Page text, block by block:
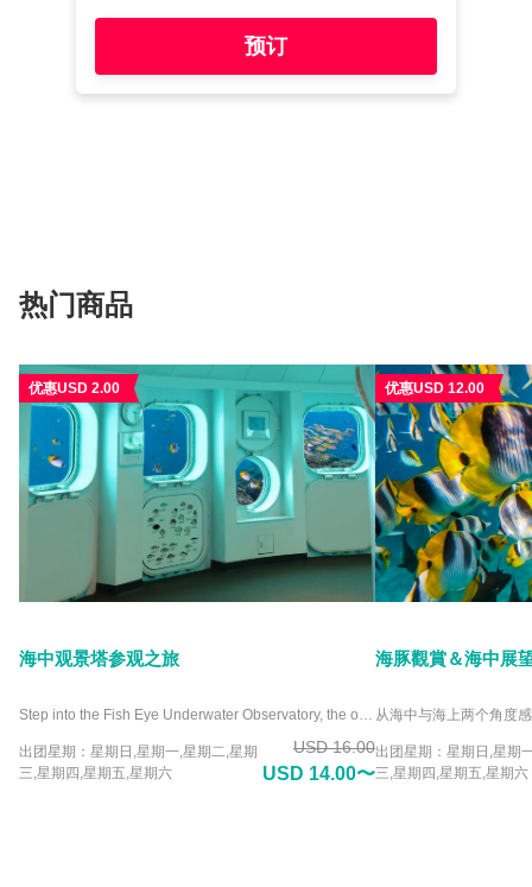
预订
热门商品
优惠USD 2.00
海中观景塔参观之旅
Step into the Fish Eye Underwater Observatory, the only facility of its kind in Micronesia, and witness the ocean like never before. Nestled in Piti Bay Marine Preserve, this unique attraction offers crystal-clear views of Guam’s vibrant marine life from a comfortable, dry viewing chamber. Picture yourself surrounded by colorful coral reefs and playful fish without ever getting wet. Whether you’re a marine enthusiast or a curious traveler, the Fish Eye Underwater Observatory promises an unforgettable experience. Why settle for an ordinary aquarium when you can immerse yourself in the wonders of the deep? Visit the Fish Eye Underwater Observatory and see the ocean’s beauty up close.
出团星期：星期日,星期一,星期二,星期
三,星期四,星期五,星期六
USD 16.00
USD 14.00〜
优惠USD 12.00
海豚觀賞＆海中展
出团星期：星期日,星期
三,星期四,星期五,星期六